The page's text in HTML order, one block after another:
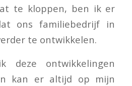
te kloppen, ben ik er
ons familiebedrijf in
te ontwikkelen.
deze ontwikkelingen
kan er altijd op mijn